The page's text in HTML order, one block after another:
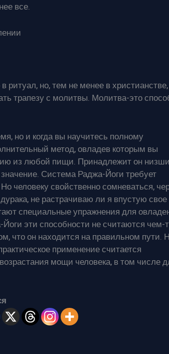
все.
но, тем не менее в христианстве,
трапезу с молитвы. Молитва-это
но и когда вы научитесь полному
метод, овладев которым вы
из любой пищи. Принадлежит он
Система Раджа-Йоги требует
человеку свойственно сомневаться,
не растрачиваю ли я впустую свое
специальные упражнения для
эти способности не считаются чем-
что он находится на правильном пути.
применение считается
мощи человека, в том числе